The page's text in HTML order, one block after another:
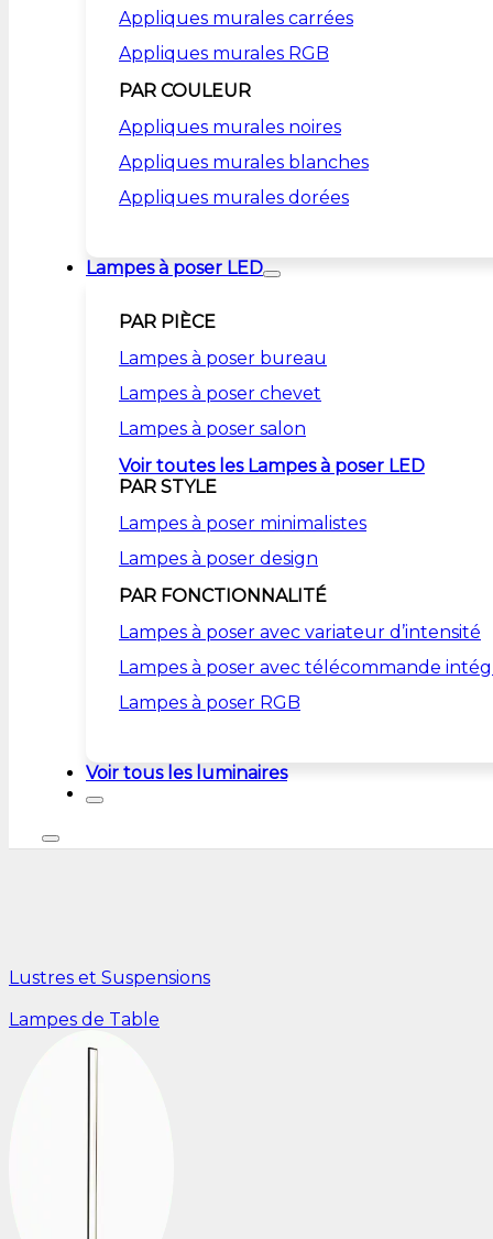
Appliques murales carrées
Appliques murales RGB
PAR COULEUR
Appliques murales noires
Appliques murales blanches
Appliques murales dorées
Lampes à poser LED
PAR PIÈCE
Lampes à poser bureau
Lampes à poser chevet
Lampes à poser salon
Voir toutes les Lampes à poser LED
PAR STYLE
Lampes à poser minimalistes
Lampes à poser design
PAR FONCTIONNALITÉ
Lampes à poser avec variateur d’intensité
Lampes à poser avec télécommande
Lampes à poser RGB
Voir tous les luminaires
Lustres et Suspensions
Lampes de Table